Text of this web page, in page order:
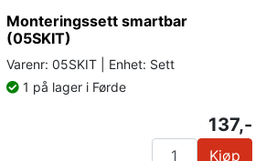
Monteringssett smartbar
(05SKIT)
Varenr: 05SKIT | Enhet: Sett
1 på lager i Førde
137,-
Kjøp